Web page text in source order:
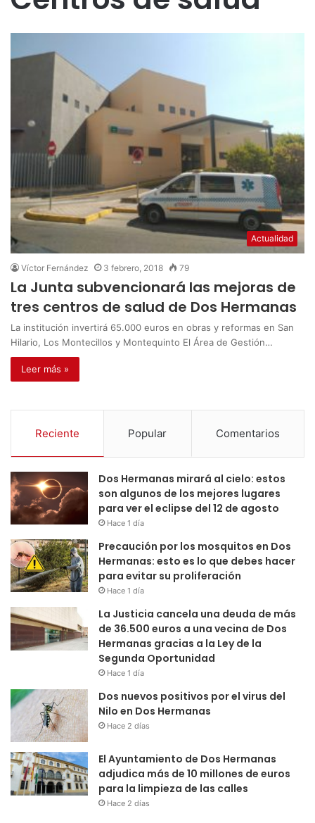
Actualidad
Víctor Fernández 3 febrero, 2018 79
La Junta subvencionará las mejoras de
tres centros de salud de Dos Hermanas
La institución invertirá 65.000 euros en obras y reformas en San
Hilario, Los Montecillos y Montequinto El Área de Gestión…
Leer más »
Reciente Popular Comentarios
Dos Hermanas mirará al cielo: estos
son algunos de los mejores lugares
para ver el eclipse del 12 de agosto
Hace 1 día
Precaución por los mosquitos en Dos
Hermanas: esto es lo que debes hacer
para evitar su proliferación
Hace 1 día
La Justicia cancela una deuda de más
de 36.500 euros a una vecina de Dos
Hermanas gracias a la Ley de la
Segunda Oportunidad
Hace 1 día
Dos nuevos positivos por el virus del
Nilo en Dos Hermanas
Hace 2 días
El Ayuntamiento de Dos Hermanas
adjudica más de 10 millones de euros
para la limpieza de las calles
Hace 2 días